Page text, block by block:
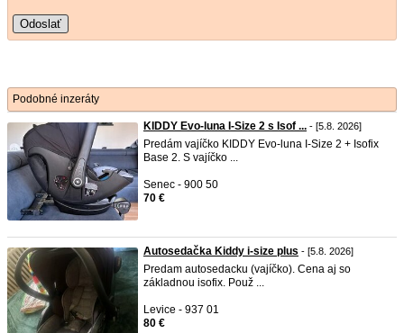
Odoslať
Podobné inzeráty
KIDDY Evo-luna I-Size 2 s Isof ... - [5.8. 2026]
Predám vajíčko KIDDY Evo-luna I-Size 2 + Isofix
Base 2. S vajíčko ...
Senec - 900 50
70 €
Autosedačka Kiddy i-size plus - [5.8. 2026]
Predam autosedacku (vajíčko). Cena aj so
základnou isofix. Použ ...
Levice - 937 01
80 €